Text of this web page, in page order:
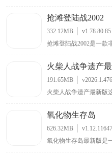
培养皿状态，帮助用户
对细胞实验学习感兴趣
更好地探索细胞培养相
抢滩登陆战2002
332.12MB
v1.78.80.85
抢滩登陆战2002是一款
冒险体验，帮助玩家享
玩家找到各种非常刺激
景，玩家需要在这款游
战体验，玩家可以在这
火柴人战争遗产
191.65MB
v2026.1.476
火柴人战争遗产最新版
争工艺。该游戏场景设
不同国家划分出来疆域
突破各个国家的防御，
多样，具备的玩法也非
氧化物生存岛
626.32MB
v1.12.11647
氧化物生存岛最新版是